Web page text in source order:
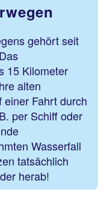
gehört seit
15 Kilometer
alten
Fahrt durch
per Schiff oder
Wasserfall
tatsächlich
herab!